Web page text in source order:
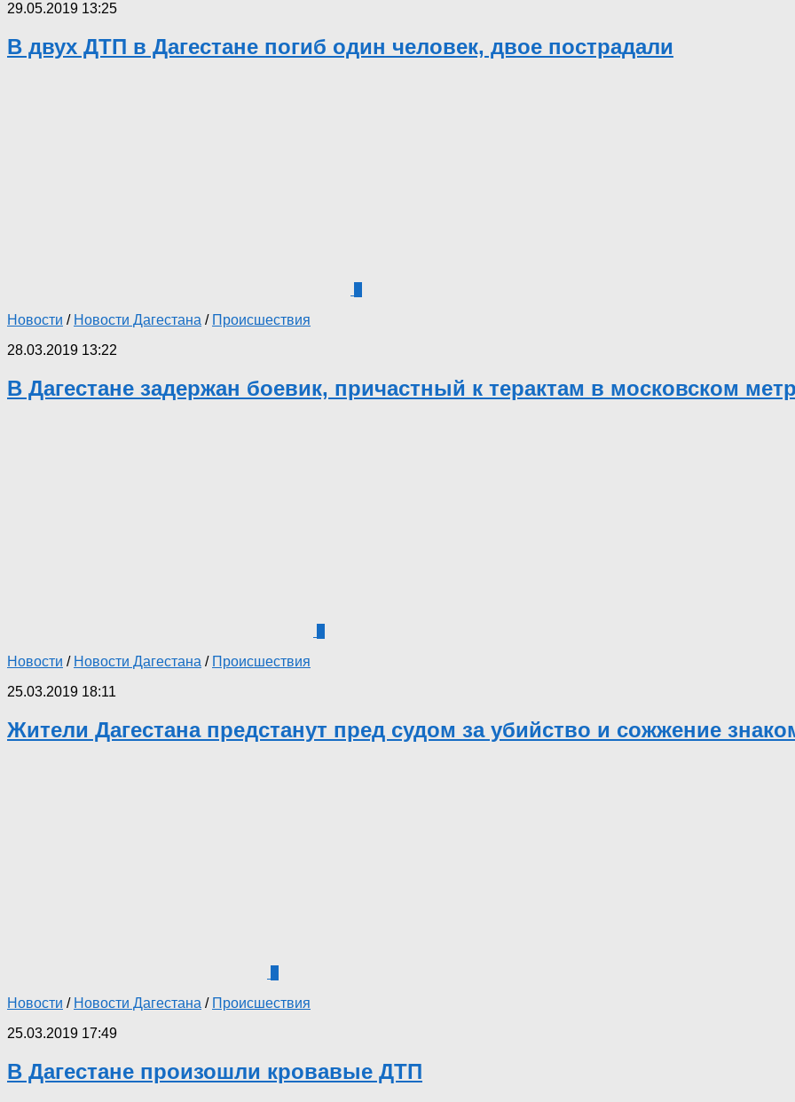
29.05.2019 13:25
В двух ДТП в Дагестане погиб один человек, двое пострадали
Новости / Новости Дагестана / Происшествия
28.03.2019 13:22
В Дагестане задержан боевик, причастный к терактам в московском
Новости / Новости Дагестана / Происшествия
25.03.2019 18:11
Жители Дагестана предстанут пред судом за убийство и сожжение
Новости / Новости Дагестана / Происшествия
25.03.2019 17:49
В Дагестане произошли кровавые ДТП